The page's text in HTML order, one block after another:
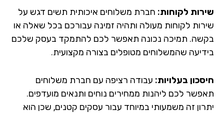
לקוחות:חברת משלוחים איכותית תשים דגש על
לקוחות מעולה ותהיה זמינה עבורכם בכל שאלה או
תמיכה נכונה תאפשר לכם להתמקד בעסק שלכם
שהמשלוחים מטופלים בצורה מקצועית.
בעלויות:עבודה רציפה עם חברת משלוחים
לכם ליהנות ממחירים נוחים ותנאים מועדפים.
זה משמעותי במיוחד עבור עסקים קטנים, שכן הוא